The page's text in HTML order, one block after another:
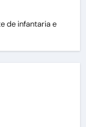
de infantaria e